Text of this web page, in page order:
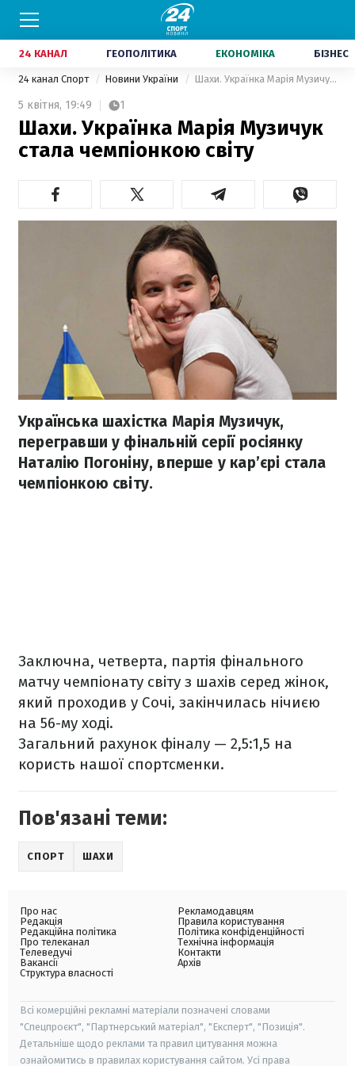
24 КАНАЛ ГЕОПОЛІТИКА ЕКОНОМІКА БІЗНЕС
24 канал Спорт Новини України Шахи. Українка Марія Музичук стала чемпіонкою світу
5 квітня, 19:49 1
Шахи. Українка Марія Музичук
стала чемпіонкою світу
Українська шахістка Марія Музичук,
перегравши у фінальній серії росіянку
Наталію Погоніну, вперше у кар’єрі стала
чемпіонкою світу.
Заключна, четверта, партія фінального
матчу чемпіонату світу з шахів серед жінок,
який проходив у Сочі, закінчилась нічиєю
на 56-му ході.
Загальний рахунок фіналу — 2,5:1,5 на
користь нашої спортсменки.
Пов'язані теми:
СПОРТ ШАХИ
Про нас
Редакція
Редакційна політика
Про телеканал
Телеведучі
Вакансії
Структура власності
Рекламодавцям
Правила користування
Політика конфіденційності
Технічна інформація
Контакти
Архів
Всі комерційні рекламні матеріали позначені словами
"Спецпроєкт", "Партнерський матеріал", "Експерт", "Позиція".
Детальніше щодо реклами та правил цитування можна
ознайомитись в правилах користування сайтом. Усі права